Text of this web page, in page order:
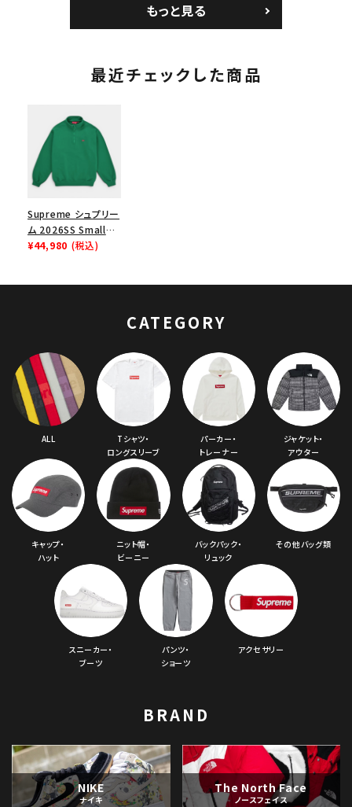
もっと見る
最近チェックした商品
Supreme シュプリー
ム 2026SS Small
Box Half Zip
¥44,980 (税込)
CATEGORY
ALL
Tシャツ・
ロングスリーブ
パーカー・
トレーナー
ジャケット・
アウター
キャップ・
ハット
ニット帽・
ビーニー
バックパック・
リュック
その他バッグ類
スニーカー・
ブーツ
パンツ・
ショーツ
アクセサリー
BRAND
NIKE
ナイキ
The North Face
ノースフェイス